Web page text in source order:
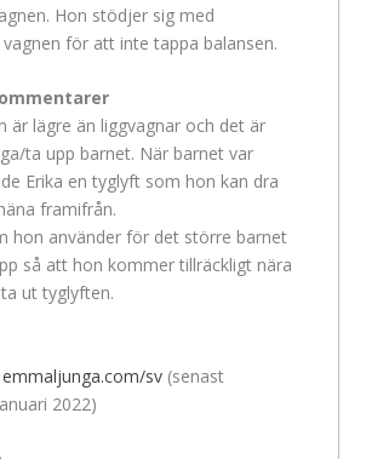
Hon stödjer sig med
för att inte tappa balansen.
är lägre än liggvagnar och det är
ta upp barnet. När barnet var
Erika en tyglyft som hon kan dra
framifrån.
hon använder för det större barnet
så att hon kommer tillräckligt nära
ut tyglyften.
emmaljunga.com/sv (senast
2022)